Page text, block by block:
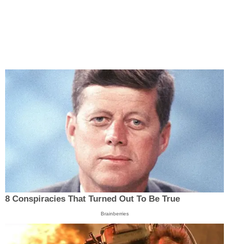
8 Conspiracies That Turned Out To Be True
Brainberries